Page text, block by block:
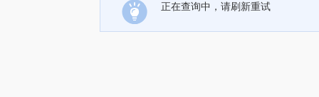
正在查询中，请刷新重试